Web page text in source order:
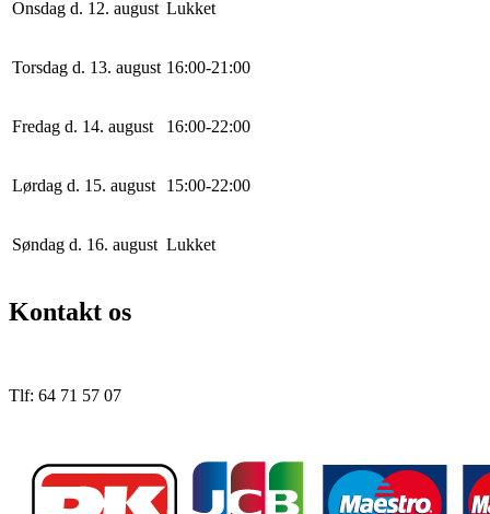
Onsdag d. 12. august Lukket
Torsdag d. 13. august 16:00-21 :00
Fredag d. 14. august 16:00-22:00
Lørdag d. 15. august 15:00-22:00
Søndag d. 16. august Lukket
Kontakt os
Tlf: 64 71 57 07